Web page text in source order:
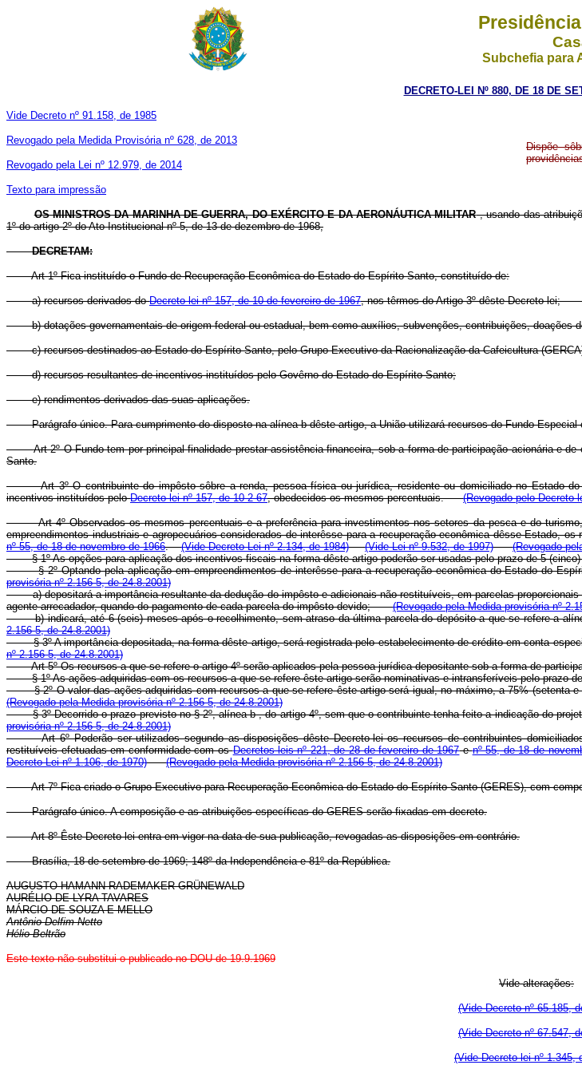
Subchefia para
DECRETO-LEI Nº 880, DE 18 DE
Vide Decreto nº 91.158, de 1985
Revogado pela Medida Provisória nº 628, de 2013
Revogado pela Lei nº 12.979, de 2014
Texto para impressão
Dispõe
OS MINISTROS DA MARINHA DE GUERRA, DO EXÉRCITO E DA AERONÁUTICA MILITAR, usando das
1º do artigo 2º do Ato Institucional nº 5, de 13 de dezembro de 1968,
DECRETAM:
Art 1º Fica instituído o Fundo de Recuperação Econômica do Estado do Espírito Santo, constituído de:
a) recursos derivados doDecreto-lei nº 157, de 10 de fevereiro de 1967, nos têrmos do Artigo 3º dêste Decreto-lei;
b) dotações governamentais de origem federal ou estadual, bem como auxílios, subvenções, contribuições, doações
c) recursos destinados ao Estado do Espírito Santo, pelo Grupo Executivo da Racionalização da Cafeicultura
d) recursos resultantes de incentivos instituídos pelo Govêrno do Estado do Espírito Santo;
e) rendimentos derivados das suas aplicações.
Parágrafo único. Para cumprimento do disposto na alínea b dêste artigo, a União utilizará recursos do Fundo Especial
Art 2º O Fundo tem por principal finalidade prestar assistência financeira, sob a forma de participação acionária e
Santo.
Art 3º O contribuinte do impôsto sôbre a renda, pessoa física ou jurídica, residente ou domiciliado no Estado
incentivos instituídos peloDecreto-lei nº 157, de 10-2-67, obedecidos os mesmos percentuais.(Revogado pelo Decreto-
Art 4º Observados os mesmos percentuais e a preferência para investimentos nos setores da pesca e do
empreendimentos industriais e agropecuários considerados de interêsse para a recuperação econômica dêsse Estado,
nº 55, de 18 de novembro de 1966.(Vide Decreto-Lei nº 2.134, de 1984) (Vide Lei nº 9.532, de 1997)
(Revogado
§ 1º As opções para aplicação dos incentivos fiscais na forma dêste artigo poderão ser usadas pelo prazo de 5
§ 2º Optando pela aplicação em empreendimentos de interêsse para a recuperação econômica do Estado do
provisória nº 2.156-5, de 24.8.2001)
a) depositará a importância resultante da dedução do impôsto e adicionais não restituíveis, em parcelas proporcionais
agente arrecadador, quando do pagamento de cada parcela do impôsto devido;(Revogado pela Medida provisória nº
b) indicará, até 6 (seis) meses após o recolhimento, sem atraso da última parcela do depósito a que se refere a
2.156-5, de 24.8.2001)
§ 3º A importância depositada, na forma dêste artigo, será registrada pelo estabelecimento de crédito em conta
nº 2.156-5, de 24.8.2001)
Art 5º Os recursos a que se refere o artigo 4º serão aplicados pela pessoa jurídica depositante sob a forma de
§ 1º As ações adquiridas com os recursos a que se refere êste artigo serão nominativas e intransferíveis pelo
§ 2º O valor das ações adquiridas com recursos a que se refere êste artigo será igual, no máximo, a 75% (setenta
(Revogado pela Medida provisória nº 2.156-5, de 24.8.2001)
§ 3º Decorrido o prazo previsto no § 2º, alínea b , do artigo 4º, sem que o contribuinte tenha feito a indicação do
provisória nº 2.156-5, de 24.8.2001)
Art 6º Poderão ser utilizados segundo as disposições dêste Decreto-lei os recursos de contribuintes
restituíveis efetuadas em conformidade com osDecretos-leis nº 221, de 28 de fevereiro de 1967enº 55, de 18 de
Decreto-Lei nº 1.106, de 1970)
(Revogado pela Medida provisória nº 2.156-5, de 24.8.2001)
Art 7º Fica criado o Grupo Executivo para Recuperação Econômica do Estado do Espírito Santo (GERES), com
Parágrafo único. A composição e as atribuições específicas do GERES serão fixadas em decreto.
Art 8º Êste Decreto-lei entra em vigor na data de sua publicação, revogadas as disposições em contrário.
Brasília, 18 de setembro de 1969; 148º da Independência e 81º da República.
AUGUSTO HAMANN RADEMAKER GRÜNEWALD
AURÉLIO DE LYRA TAVARES
MÁRCIO DE SOUZA E MELLO
Antônio Delfim Netto
Hélio Beltrão
Este texto não substitui o publicado no DOU de 19.9.1969
Vide alterações:
(Vide Decreto nº 65.185,
(Vide Decreto nº 67.547,
(Vide Decreto-lei nº 1.345,